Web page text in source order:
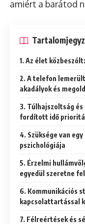
amiért a barátod
1. Az élet
2. A telefon
akadályok és
3. Túlhajszoltság
fordított idő
4. Szüksége van
pszichológiája
5. Érzelmi
egyedül szeretne
6. Kommunikációs
kapcsolattartással
7. Félreértések és